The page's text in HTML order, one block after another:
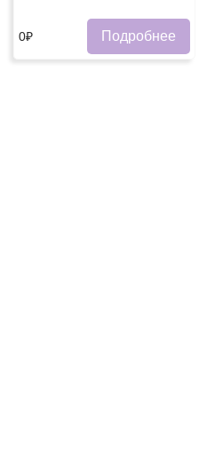
0₽ Подробнее